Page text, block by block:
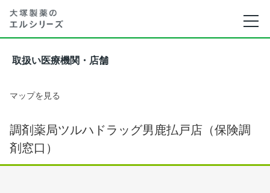
取扱い医療機関・店舗
マップを見る
調剤薬局ツルハドラッグ男鹿払戸店（保険調
剤窓口）